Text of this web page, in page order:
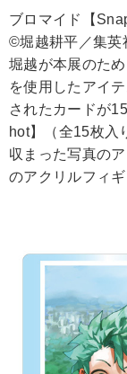
ブロマイド【
©堀越耕平／集英
堀越が本展のた
を使用したアイ
されたカードが
hot】（全15枚入
収まった写真の
のアクリルフィ